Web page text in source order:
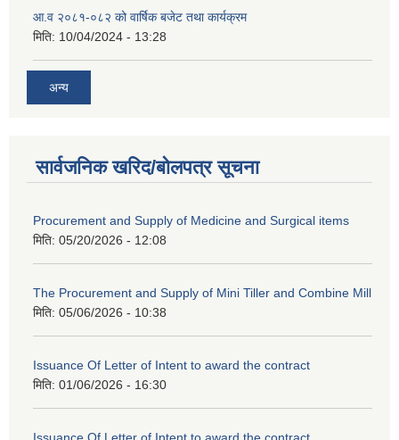
आ.व २०८१-०८२ को वार्षिक बजेट तथा कार्यक्रम
मिति: 10/04/2024 - 13:28
अन्य
सार्वजनिक खरिद/बोलपत्र सूचना
Procurement and Supply of Medicine and Surgical items
मिति: 05/20/2026 - 12:08
The Procurement and Supply of Mini Tiller and Combine Mill
मिति: 05/06/2026 - 10:38
Issuance Of Letter of Intent to award the contract
मिति: 01/06/2026 - 16:30
Issuance Of Letter of Intent to award the contract